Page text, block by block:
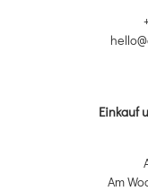
Einkauf
Am